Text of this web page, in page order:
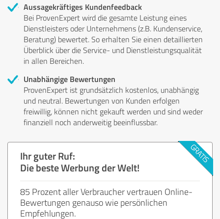
Aussagekräftiges Kundenfeedback
Bei ProvenExpert wird die gesamte Leistung eines
Dienstleisters oder Unternehmens (z.B. Kundenservice,
Beratung) bewertet. So erhalten Sie einen detaillierten
Überblick über die Service- und Dienstleistungsqualität
in allen Bereichen.
Unabhängige Bewertungen
ProvenExpert ist grundsätzlich kostenlos, unabhängig
und neutral. Bewertungen von Kunden erfolgen
freiwillig, können nicht gekauft werden und sind weder
finanziell noch anderweitig beeinflussbar.
Ihr guter Ruf:
Die beste Werbung der Welt!
85 Prozent aller Verbraucher vertrauen Online-
Bewertungen genauso wie persönlichen
Empfehlungen.